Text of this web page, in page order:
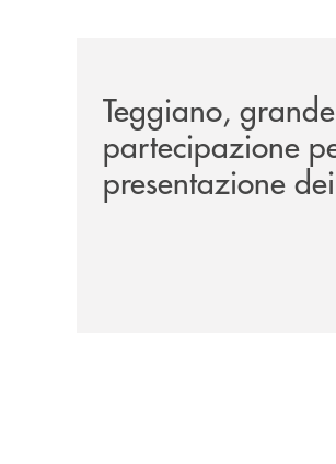
Teggiano, grande
partecipazione
presentazione
Nicola Setaro. La